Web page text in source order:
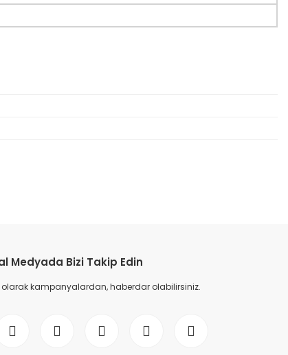
Medyada Bizi Takip Edin
olarak kampanyalardan, haberdar olabilirsiniz.